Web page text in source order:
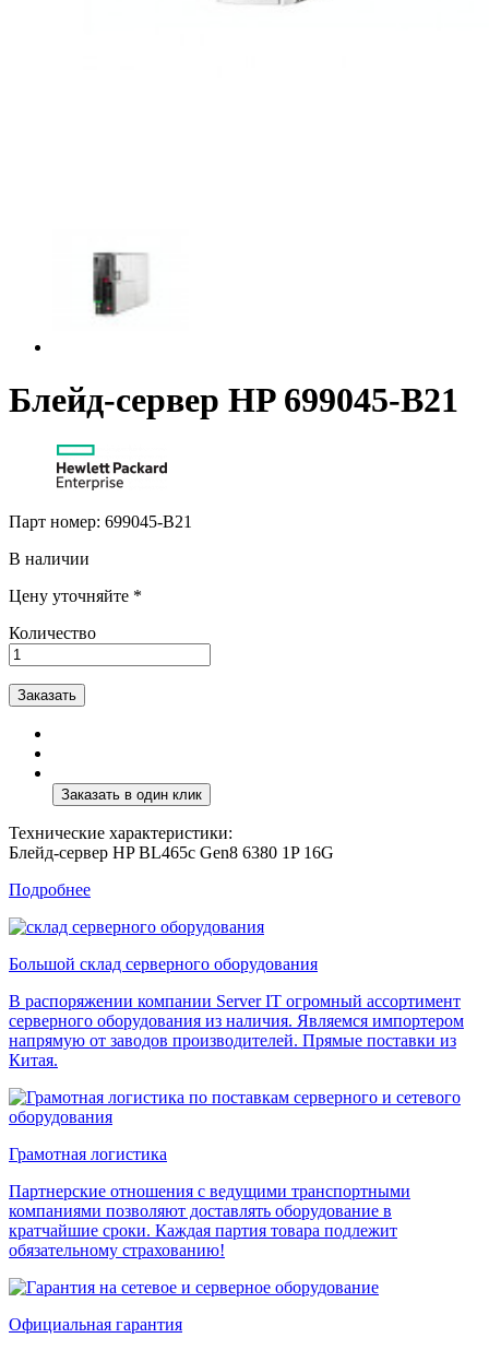
Блейд-сервер HP 699045-B21
Парт номер: 699045-B21
В наличии
Цену уточняйте *
Количество
Заказать
Технические характеристики:
Блейд-сервер HP BL465c Gen8 6380 1P 16G
Подробнее
Большой склад серверного оборудования
В распоряжении компании Server IT огромный ассортимент
серверного оборудования из наличия. Являемся импортером
напрямую от заводов производителей. Прямые поставки из
Китая.
Грамотная логистика
Партнерские отношения с ведущими транспортными
компаниями позволяют доставлять оборудование в
кратчайшие сроки. Каждая партия товара подлежит
обязательному страхованию!
Официальная гарантия